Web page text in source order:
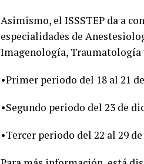
Asimismo, el ISSSTEP da a
especialidades de
Imagenología, Traumatología
•Primer periodo del 18 al 21
•Segundo periodo del 23 de
•Tercer periodo del 22 al 29